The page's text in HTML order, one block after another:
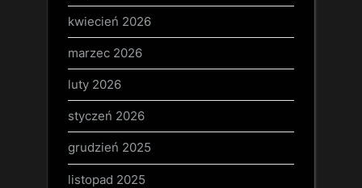
kwiecień 2026
marzec 2026
luty 2026
styczeń 2026
grudzień 2025
listopad 2025